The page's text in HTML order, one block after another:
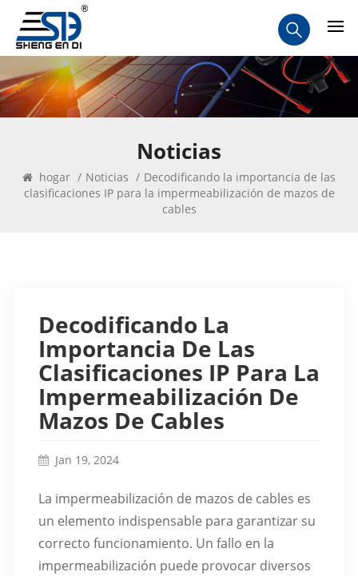
Noticias
hogar / Noticias / Decodificando la importancia de las
clasificaciones IP para la impermeabilización de mazos de
cables
Decodificando La
Importancia De Las
Clasificaciones IP Para La
Impermeabilización De
Mazos De Cables
Jan 19, 2024
La impermeabilización de mazos de cables es
un elemento indispensable para garantizar su
correcto funcionamiento. Un fallo en la
impermeabilización puede provocar diversos